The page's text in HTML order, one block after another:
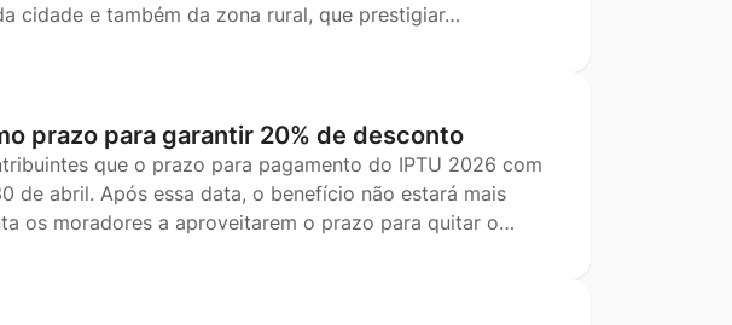
cidade e também da zona rural, que prestigiar…
prazo para garantir 20% de desconto
que o prazo para pagamento do IPTU 2026 com
de abril. Após essa data, o benefício não estará mais
os moradores a aproveitarem o prazo para quitar o…